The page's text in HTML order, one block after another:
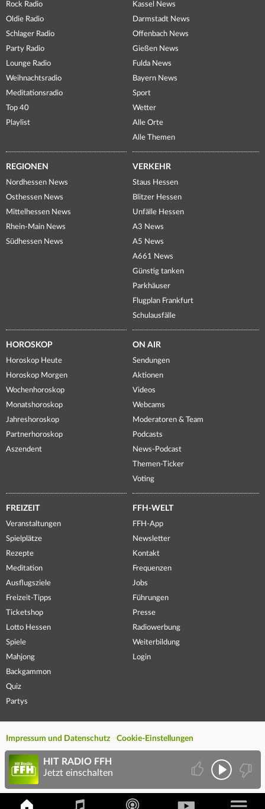
Rock Radio
Oldie Radio
Schlager Radio
Party Radio
Lounge Radio
Weihnachtsradio
Meditationsradio
Top 40
Playlist
Kassel News
Darmstadt News
Offenbach News
Gießen News
Fulda News
Bayern News
Sport
Wetter
Alle Orte
Alle Themen
REGIONEN
Nordhessen News
Osthessen News
Mittelhessen News
Rhein-Main News
Südhessen News
VERKEHR
Staus Hessen
Blitzer Hessen
Unfälle Hessen
A3 News
A5 News
A661 News
Günstig tanken
Parkhäuser
Flugplan Frankfurt
Schulausfälle
HOROSKOP
Horoskop Heute
Horoskop Morgen
Wochenhoroskop
Monatshoroskop
Jahreshoroskop
Partnerhoroskop
Aszendent
ON AIR
Sendungen
Aktionen
Videos
Webcams
Moderatoren & Team
Podcasts
News-Podcast
Themen-Ticker
Voting
FREIZEIT
Veranstaltungen
Spielplätze
Rezepte
Meditation
Ausflugsziele
Freizeit-Tipps
Ticketshop
Lotto Hessen
Spiele
Mahjong
Backgammon
Quiz
Partys
FFH-WELT
FFH-App
Newsletter
Kontakt
Frequenzen
Jobs
Führungen
Presse
Radiowerbung
Weiterbildung
Login
Impressum und Datenschutz Cookie-Einstellungen
HIT RADIO FFH
Jetzt einschalten